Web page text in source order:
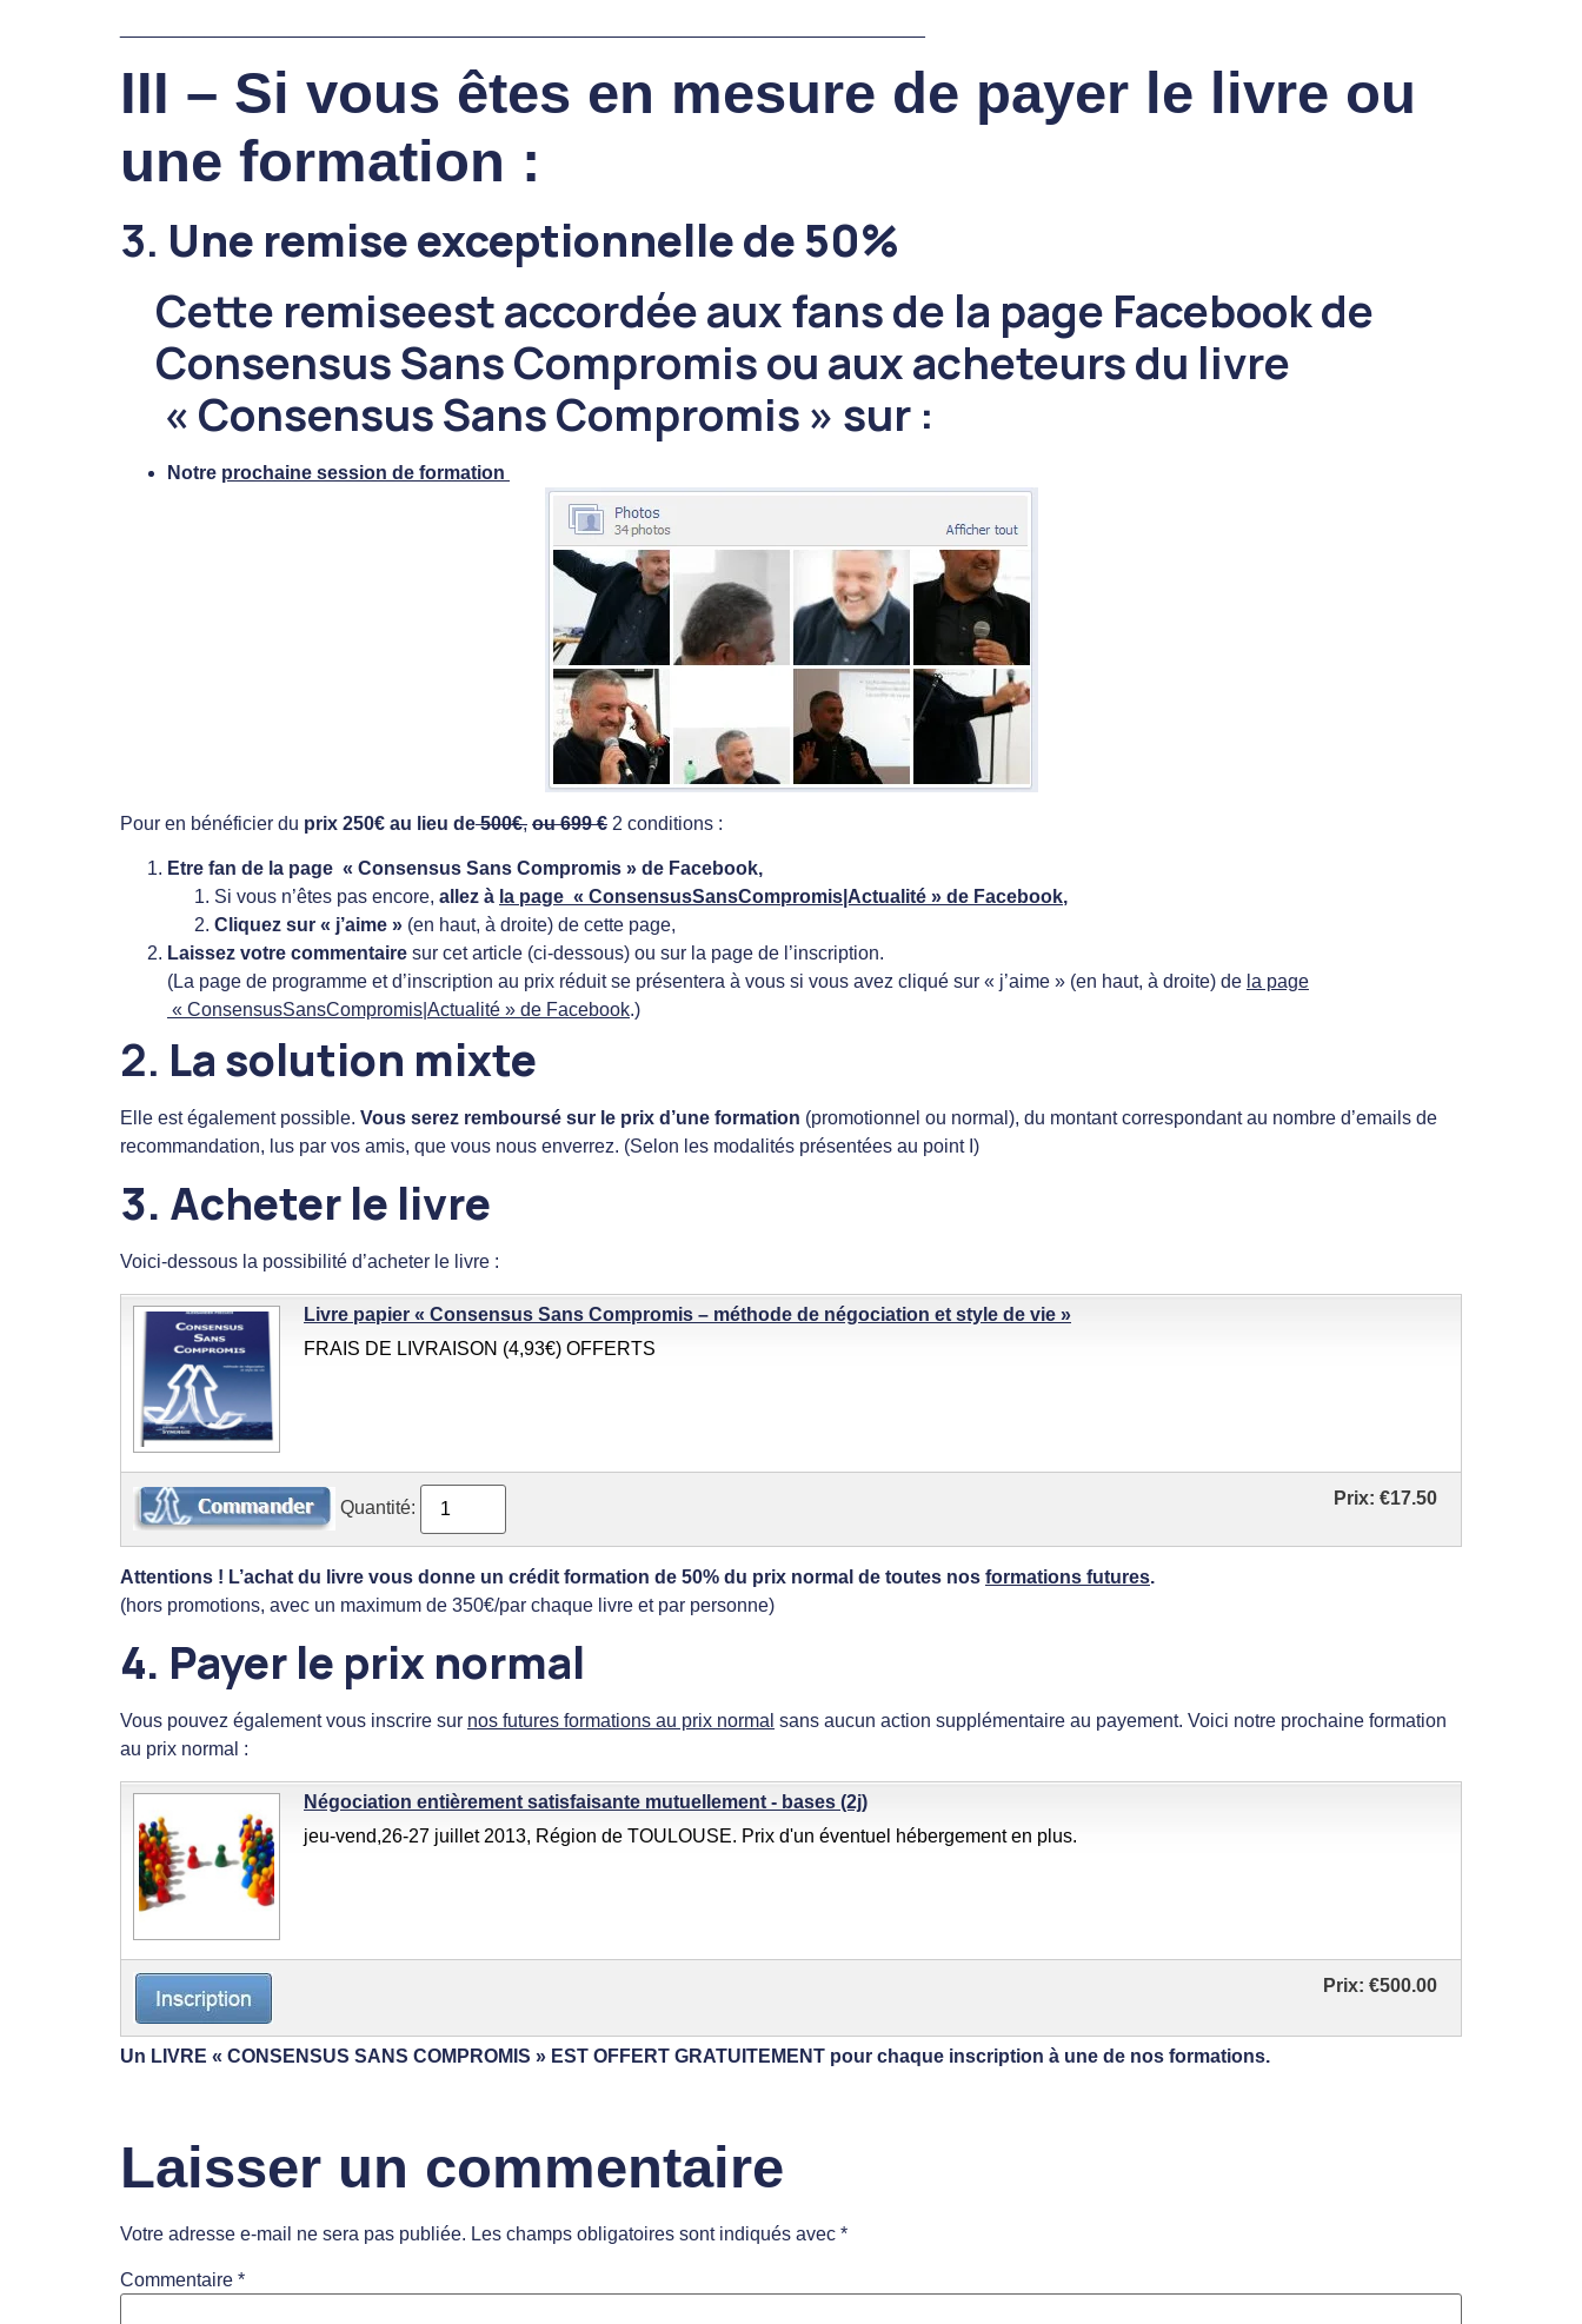
III – Si vous êtes en mesure de payer le livre ou
une formation :
3. Une remise exceptionnelle de 50%
Cette remiseest accordée aux fans de la page Facebook de
Consensus Sans Compromis ou aux acheteurs du livre
« Consensus Sans Compromis » sur :
Notre prochaine session de formation
Pour en bénéficier du prix 250€ au lieu de500€, ou 699 € 2 conditions :
Etre fan de la page « Consensus Sans Compromis » de Facebook,
Si vous n’êtes pas encore, allez à la page « ConsensusSansCompromis|Actualité » de Facebook,
Cliquez sur « j’aime » (en haut, à droite) de cette page,
Laissez votre commentaire sur cet article (ci-dessous) ou sur la page de l’inscription.
(La page de programme et d’inscription au prix réduit se présentera à vous si vous avez cliqué sur « j’aime » (en haut, à droite) de la page
« ConsensusSansCompromis|Actualité » de Facebook.)
2. La solution mixte
Elle est également possible. Vous serez remboursé sur le prix d’une formation (promotionnel ou normal), du montant correspondant au nombre d’emails de
recommandation, lus par vos amis, que vous nous enverrez. (Selon les modalités présentées au point I)
3. Acheter le livre
Voici-dessous la possibilité d’acheter le livre :
Livre papier « Consensus Sans Compromis – méthode de négociation et style de vie »
FRAIS DE LIVRAISON (4,93€) OFFERTS
Quantité: Prix: €17.50
Attentions ! L’achat du livre vous donne un crédit formation de 50% du prix normal de toutes nos formations futures.
(hors promotions, avec un maximum de 350€/par chaque livre et par personne)
4. Payer le prix normal
Vous pouvez également vous inscrire sur nos futures formations au prix normal sans aucun action supplémentaire au payement. Voici notre prochaine formation
au prix normal :
Négociation entièrement satisfaisante mutuellement - bases (2j)
jeu-vend,26-27 juillet 2013, Région de TOULOUSE. Prix d'un éventuel hébergement en plus.
Prix: €500.00
Un LIVRE « CONSENSUS SANS COMPROMIS » EST OFFERT GRATUITEMENT pour chaque inscription à une de nos formations.
Laisser un commentaire
Votre adresse e-mail ne sera pas publiée. Les champs obligatoires sont indiqués avec *
Commentaire *